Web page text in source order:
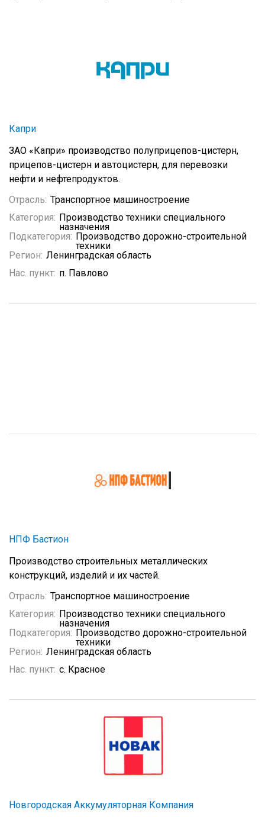
Капри
ЗАО «Капри» производство полуприцепов-цистерн,
прицепов-цистерн и автоцистерн, для перевозки
нефти и нефтепродуктов.
Отрасль: Транспортное машиностроение
Категория: Производство техники специального
назначения
Подкатегория: Производство дорожно-строительной
техники
Регион: Ленинградская область
Нас. пункт: п. Павлово
НПФ Бастион
Производство строительных металлических
конструкций, изделий и их частей.
Отрасль: Транспортное машиностроение
Категория: Производство техники специального
назначения
Подкатегория: Производство дорожно-строительной
техники
Регион: Ленинградская область
Нас. пункт: с. Красное
Новгородская Аккумуляторная Компания